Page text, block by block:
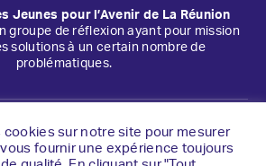
Jeunes pour l’Avenir de La Réunion
groupe de réflexion ayant pour mission
solutions à un certain nombre de
problématiques.
Mentions légales
cookies sur notre site pour mesurer
fournir une expérience toujours